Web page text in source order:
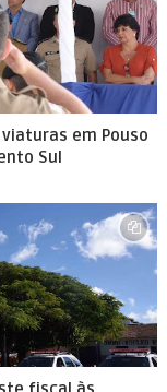
em Pouso
Sul